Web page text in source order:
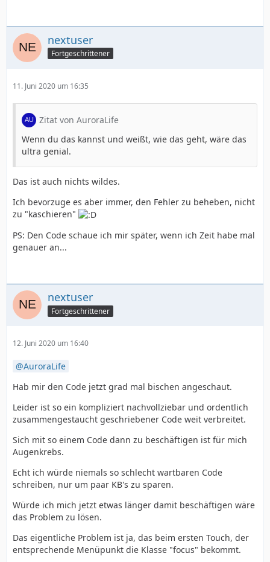
nextuser
Fortgeschrittener
11. Juni 2020 um 16:35
Zitat von AuroraLife
Wenn du das kannst und weißt, wie das geht, wäre das
ultra genial.
Das ist auch nichts wildes.
Ich bevorzuge es aber immer, den Fehler zu beheben, nicht
zu "kaschieren"
PS: Den Code schaue ich mir später, wenn ich Zeit habe mal
genauer an...
nextuser
Fortgeschrittener
12. Juni 2020 um 16:40
AuroraLife
Hab mir den Code jetzt grad mal bischen angeschaut.
Leider ist so ein kompliziert nachvollziebar und ordentlich
zusammengestaucht geschriebener Code weit verbreitet.
Sich mit so einem Code dann zu beschäftigen ist für mich
Augenkrebs.
Echt ich würde niemals so schlecht wartbaren Code
schreiben, nur um paar KB's zu sparen.
Würde ich mich jetzt etwas länger damit beschäftigen wäre
das Problem zu lösen.
Das eigentliche Problem ist ja, das beim ersten Touch, der
entsprechende Menüpunkt die Klasse "focus" bekommt.